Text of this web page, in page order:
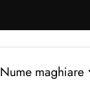
Nume maghiare